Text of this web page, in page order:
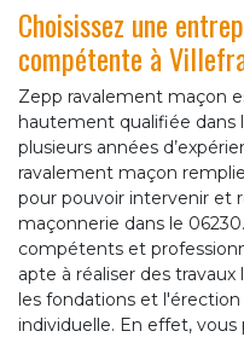
Choisissez une
compétente à
Zepp ravalement maçon
hautement qualifiée dans
plusieurs années
ravalement maçon
pour pouvoir intervenir et
maçonnerie dans le
compétents et
apte à réaliser des
les fondations et
individuelle. En effet,